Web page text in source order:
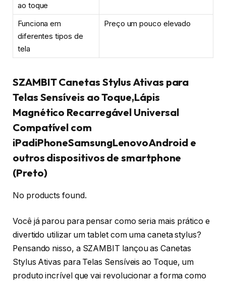
ao toque
Funciona em
diferentes tipos de
tela
Preço um pouco elevado
SZAMBIT Canetas Stylus Ativas para
Telas Sensíveis ao Toque,Lápis
Magnético Recarregável Universal
Compatível com
iPadiPhoneSamsungLenovoAndroid e
outros dispositivos de smartphone
(Preto)
No products found.
Você já parou para pensar como seria mais prático e
divertido utilizar um tablet com uma caneta stylus?
Pensando nisso, a SZAMBIT lançou as Canetas
Stylus Ativas para Telas Sensíveis ao Toque, um
produto incrível que vai revolucionar a forma como